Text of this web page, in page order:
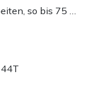
so bis 75 …